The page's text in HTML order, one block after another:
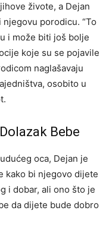
živote, a Dejan
porodicu. “To
i može biti još bolje
koje su se pojavile
naglašavaju
osobito u
Bebe
oca, Dejan je
kako bi njegovo dijete
i dobar, ali ono što je
da dijete bude dobro